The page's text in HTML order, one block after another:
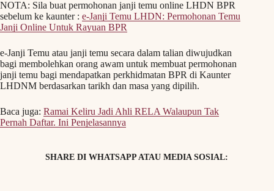
NOTA: Sila buat permohonan janji temu online LHDN BPR
sebelum ke kaunter : e-Janji Temu LHDN: Permohonan Temu
Janji Online Untuk Rayuan BPR
e-Janji Temu atau janji temu secara dalam talian diwujudkan
bagi membolehkan orang awam untuk membuat permohonan
janji temu bagi mendapatkan perkhidmatan BPR di Kaunter
LHDNM berdasarkan tarikh dan masa yang dipilih.
Baca juga: Ramai Keliru Jadi Ahli RELA Walaupun Tak
Pernah Daftar. Ini Penjelasannya
SHARE DI WHATSAPP ATAU MEDIA SOSIAL: